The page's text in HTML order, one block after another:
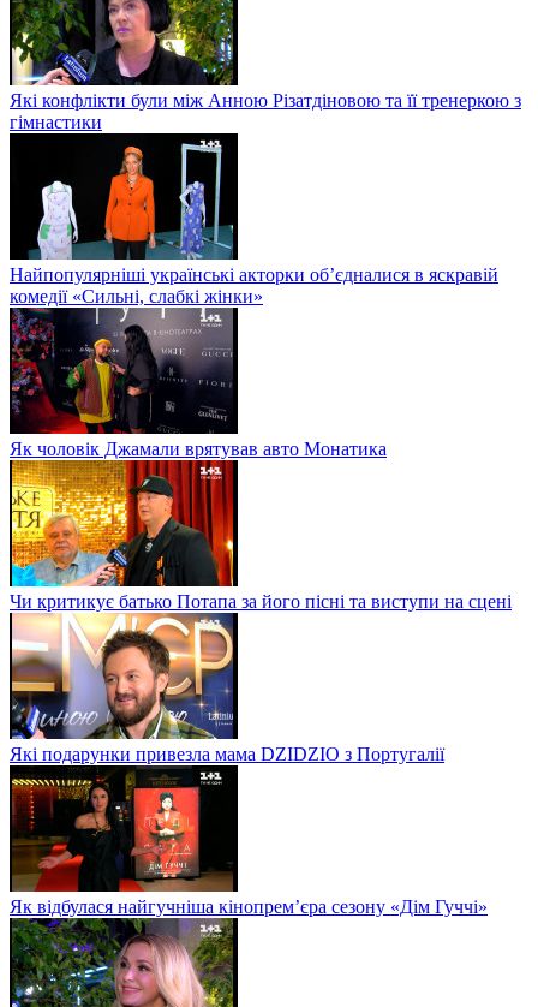
Які конфлікти були між Анною Різатдіновою та її тренеркою з
гімнастики
Найпопулярніші українські акторки об’єдналися в яскравій
комедії «Сильні, слабкі жінки»
Як чоловік Джамали врятував авто Монатика
Чи критикує батько Потапа за його пісні та виступи на сцені
Які подарунки привезла мама DZIDZIO з Португалії
Як відбулася найгучніша кінопрем’єра сезону «Дім Гуччі»